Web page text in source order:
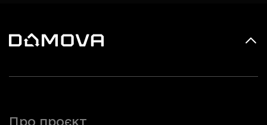
Про проєкт